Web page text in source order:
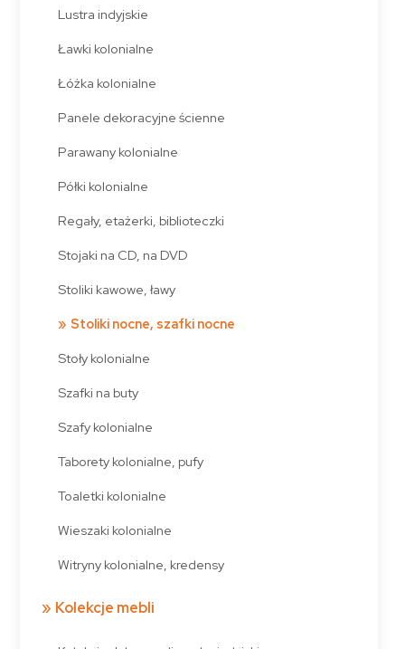
Lustra indyjskie
Ławki kolonialne
Łóżka kolonialne
Panele dekoracyjne ścienne
Parawany kolonialne
Półki kolonialne
Regały, etażerki, biblioteczki
Stojaki na CD, na DVD
Stoliki kawowe, ławy
Stoliki nocne, szafki nocne
Stoły kolonialne
Szafki na buty
Szafy kolonialne
Taborety kolonialne, pufy
Toaletki kolonialne
Wieszaki kolonialne
Witryny kolonialne, kredensy
Kolekcje mebli